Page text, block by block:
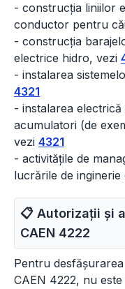
- construcția liniilor
conductor pentru
- construcția
electrice hidro, vezi
- instalarea
4321
- instalarea
acumulatori (de
vezi 4321
- activitățile de
lucrările de inginerie
📋 Autorizații și
CAEN 4222
Pentru
CAEN 4222, nu